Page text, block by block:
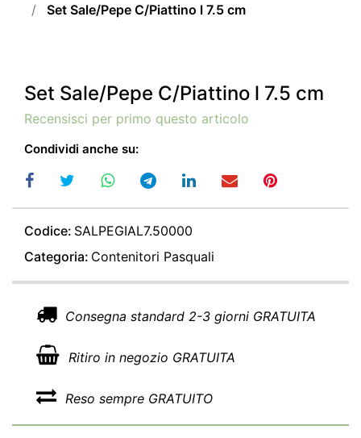
Set Sale/Pepe C/Piattino l 7.5 cm
Set Sale/Pepe C/Piattino l 7.5 cm
Recensisci per primo questo articolo
Condividi anche su:
Codice: SALPEGIAL7.50000
Categoria: Contenitori Pasquali
Consegna standard 2-3 giorni GRATUITA
Ritiro in negozio GRATUITA
Reso sempre GRATUITO